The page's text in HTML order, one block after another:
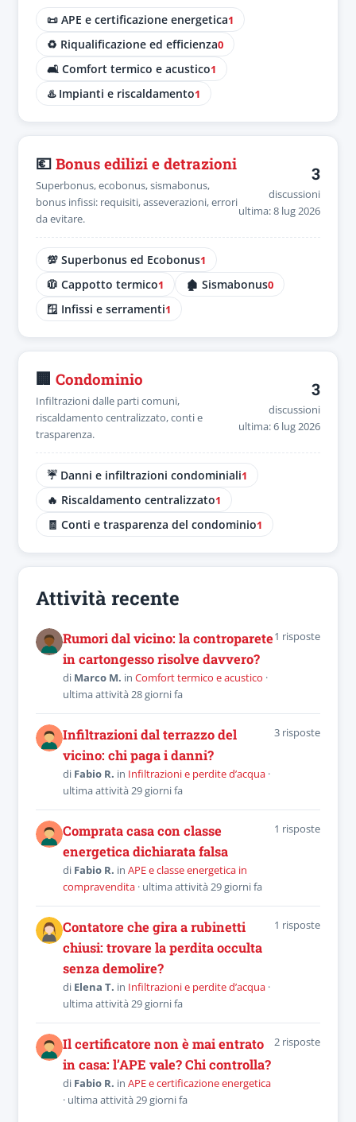
📜 APE e certificazione energetica1
♻️ Riqualificazione ed efficienza0
🛋️ Comfort termico e acustico1
♨️ Impianti e riscaldamento1
💶 Bonus edilizi e detrazioni
Superbonus, ecobonus, sismabonus,
bonus infissi: requisiti, asseverazioni, errori
da evitare.
3
discussioni
ultima: 8 lug 2026
💯 Superbonus ed Ecobonus1
🧥 Cappotto termico1 🏚️ Sismabonus0
🪟 Infissi e serramenti1
🏢 Condominio
Infiltrazioni dalle parti comuni,
riscaldamento centralizzato, conti e
trasparenza.
3
discussioni
ultima: 6 lug 2026
☔ Danni e infiltrazioni condominiali1
🔥 Riscaldamento centralizzato1
🧾 Conti e trasparenza del condominio1
Attività recente
Rumori dal vicino: la controparete
in cartongesso risolve davvero?
di Marco M. in Comfort termico e acustico ·
ultima attività 28 giorni fa
1 risposte
Infiltrazioni dal terrazzo del
vicino: chi paga i danni?
di Fabio R. in Infiltrazioni e perdite d’acqua ·
ultima attività 29 giorni fa
3 risposte
Comprata casa con classe
energetica dichiarata falsa
di Fabio R. in APE e classe energetica in
compravendita · ultima attività 29 giorni fa
1 risposte
Contatore che gira a rubinetti
chiusi: trovare la perdita occulta
senza demolire?
di Elena T. in Infiltrazioni e perdite d’acqua ·
ultima attività 29 giorni fa
1 risposte
Il certificatore non è mai entrato
in casa: l’APE vale? Chi controlla?
di Fabio R. in APE e certificazione energetica
· ultima attività 29 giorni fa
2 risposte